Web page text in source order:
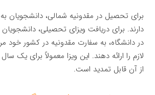
برای تحصیل در مقدونیه شمالی، دانشجویان
دارند. برای دریافت ویزای تحصیلی،
در دانشگاه، به سفارت مقدونیه در کشور خود
لازم را ارائه دهند. این ویزا معمولاً برای
از آن قابل تمدید است.